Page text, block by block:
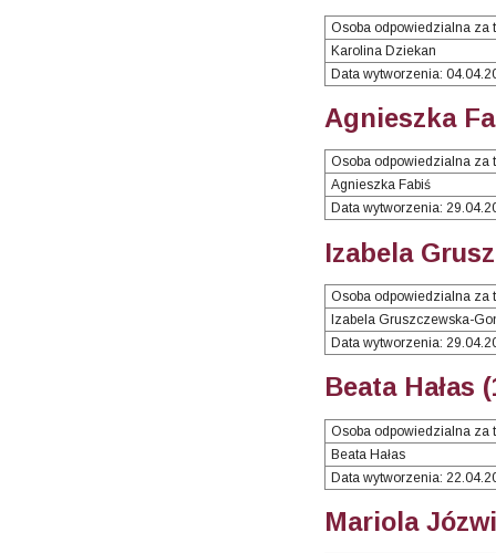
Osoba odpowiedzialna za
Karolina Dziekan
Data wytworzenia:
Agnieszka
Osoba odpowiedzialna za
Agnieszka Fabiś
Data wytworzenia:
Izabela
Osoba odpowiedzialna za
Izabela Gruszczewska-
Data wytworzenia:
Beata Hałas
Osoba odpowiedzialna za
Beata Hałas
Data wytworzenia:
Mariola